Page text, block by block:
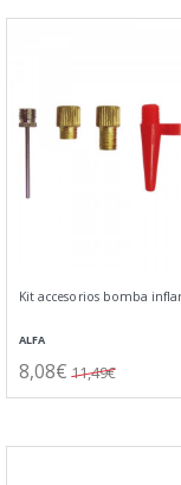
Kit accesorios bomba
ALFA
8,08€ 11,49€